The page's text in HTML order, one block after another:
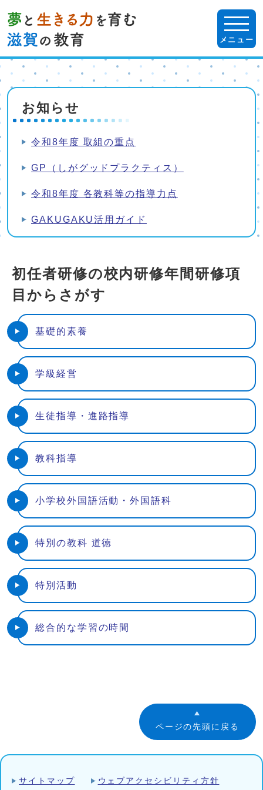
メニュー
ここから本文です
お知らせ
令和8年度 取組の重点
GP（しがグッドプラクティス）
令和8年度 各教科等の指導力点
GAKUGAKU活用ガイド
初任者研修の校内研修年間研修項
目からさがす
基礎的素養
学級経営
生徒指導・進路指導
教科指導
小学校外国語活動・外国語科
特別の教科 道徳
特別活動
総合的な学習の時間
ページの先頭に戻る
サイトマップ ウェブアクセシビリティ方針